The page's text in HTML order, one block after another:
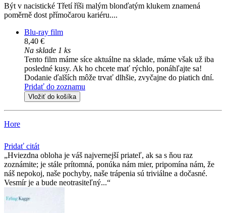
Být v nacistické Třetí říši malým blonďatým klukem znamená
poměrně dost přímočarou kariéru....
Blu-ray film
8,40 €
Na sklade 1 ks
Tento film máme síce aktuálne na sklade, máme však už iba
posledné kusy. Ak ho chcete mať rýchlo, ponáhľajte sa!
Dodanie ďalších môže trvať dlhšie, zvyčajne do piatich dní.
Pridať do zoznamu
Vložiť do košíka
Hore
Pridať citát
Hviezdna obloha je váš najvernejší priateľ, ak sa s ňou raz
zoznámite; je stále prítomná, ponúka nám mier, pripomína nám, že
náš nepokoj, naše pochyby, naše trápenia sú triviálne a dočasné.
Vesmír je a bude neotrasiteľný...